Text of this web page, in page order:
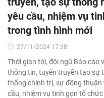
yêu cầu, nhiệm vụ
trong tình hình mới
27/11/2024 17:38'
Thời gian tới, đội ngũ Báo cáo
thông tin, tuyên truyền tạo sự
thống chính trị, sự đồng
cầu, nhiệm vụ tinh gọn tổ